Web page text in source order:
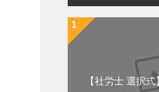
【社労士 選択